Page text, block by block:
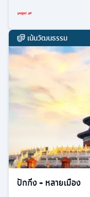
เน้นวัฒนธรรม
ปักกิ่ง + หลายเมือง